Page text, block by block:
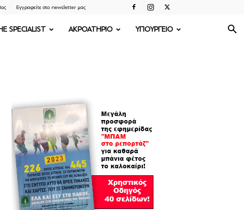
Εγγραφείτε στο newsletter μας
SPECIALIST ΑΚΡΟΑΤΗΡΙΟ ΥΠΟΥΡΓΕΙΟ